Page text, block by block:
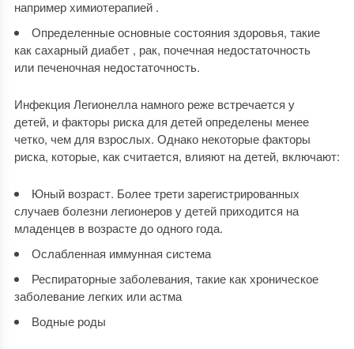
например химиотерапией .
Определенные основные состояния здоровья, такие
как сахарный диабет , рак, почечная недостаточность
или печеночная недостаточность.
Инфекция Легионелла намного реже встречается у
детей, и факторы риска для детей определены менее
четко, чем для взрослых. Однако некоторые факторы
риска, которые, как считается, влияют на детей, включают:
Юный возраст. Более трети зарегистрированных
случаев болезни легионеров у детей приходится на
младенцев в возрасте до одного года.
Ослабленная иммунная система
Респираторные заболевания, такие как хроническое
заболевание легких или астма
Водные роды